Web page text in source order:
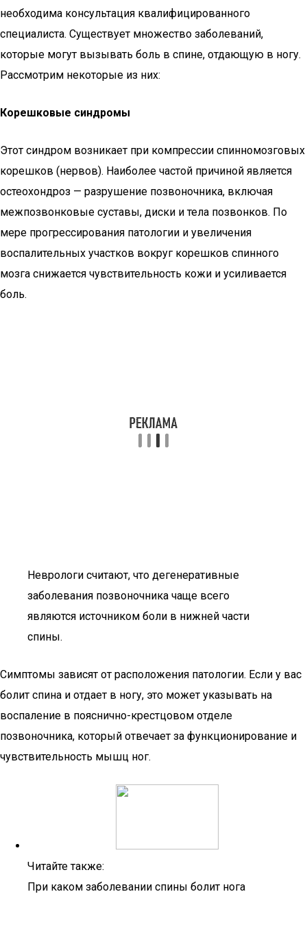
необходима консультация квалифицированного
специалиста. Существует множество заболеваний,
которые могут вызывать боль в спине, отдающую в ногу.
Рассмотрим некоторые из них:
Корешковые синдромы
Этот синдром возникает при компрессии спинномозговых
корешков (нервов). Наиболее частой причиной является
остеохондроз — разрушение позвоночника, включая
межпозвонковые суставы, диски и тела позвонков. По
мере прогрессирования патологии и увеличения
воспалительных участков вокруг корешков спинного
мозга снижается чувствительность кожи и усиливается
боль.
Неврологи считают, что дегенеративные
заболевания позвоночника чаще всего
являются источником боли в нижней части
спины.
Симптомы зависят от расположения патологии. Если у вас
болит спина и отдает в ногу, это может указывать на
воспаление в пояснично-крестцовом отделе
позвоночника, который отвечает за функционирование и
чувствительность мышц ног.
Читайте также:
При каком заболевании спины болит нога